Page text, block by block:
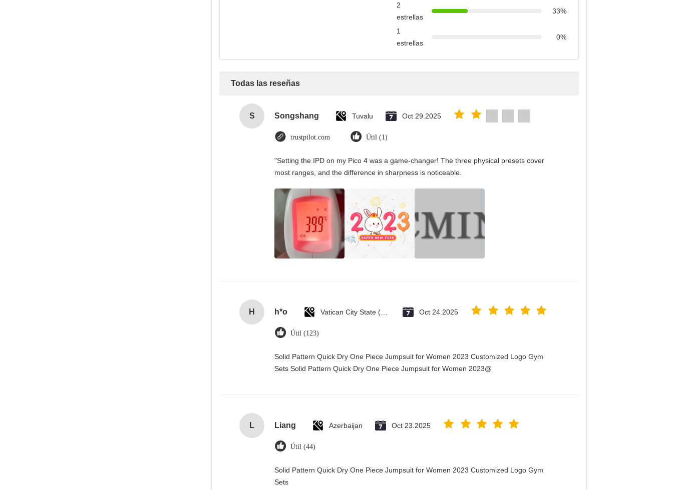
2
estrellas
33%
1
estrellas
0%
Todas las reseñas
S Songshang Tuvalu Oct 29.2025
trustpilot.com Útil (1)
"Setting the IPD on my Pico 4 was a game-changer! The three physical presets cover
most ranges, and the difference in sharpness is noticeable.
H h*o Oct 24.2025
Útil (123)
Solid Pattern Quick Dry One Piece Jumpsuit for Women 2023 Customized Logo Gym
Sets Solid Pattern Quick Dry One Piece Jumpsuit for Women 2023@
L Liang Azerbaijan Oct 23.2025
Útil (44)
Solid Pattern Quick Dry One Piece Jumpsuit for Women 2023 Customized Logo Gym
Sets